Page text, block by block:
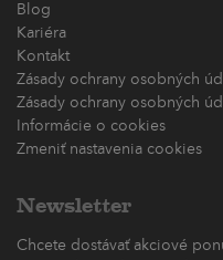
Blog
Kariéra
Kontakt
Zásady ochrany osobných
Zásady ochrany osobných
Informácie o cookies
Zmeniť nastavenia cookies
Newsletter
Chcete dostávať akciové